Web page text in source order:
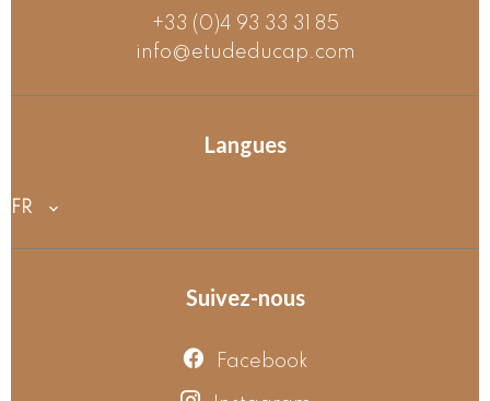
+33 (0)4 93 33 31 85
info@etudeducap.com
Langues
FR
Suivez-nous
Facebook